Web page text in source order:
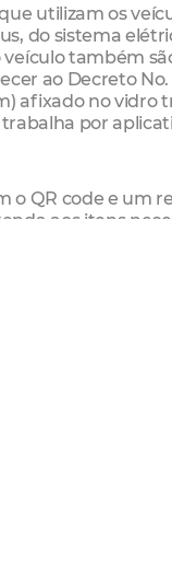
utilizam os
do sistema
também
ao Decreto
afixado no vidro
por
o QR code e um
aos itens